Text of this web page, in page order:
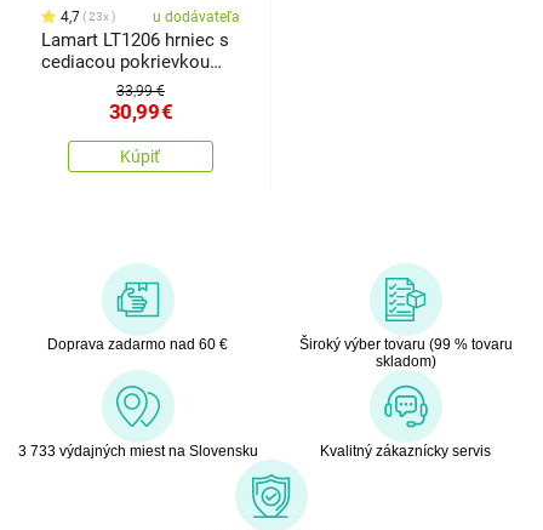
4,7 23x u dodávateľa
Lamart LT1206 hrniec s
cediacou pokrievkou
33,99 €
30,99€
Kúpiť
Doprava zadarmo nad 60 €
Široký výber tovaru (99 % tovaru
skladom)
3 733 výdajných miest na Slovensku Kvalitný zákaznícky servis